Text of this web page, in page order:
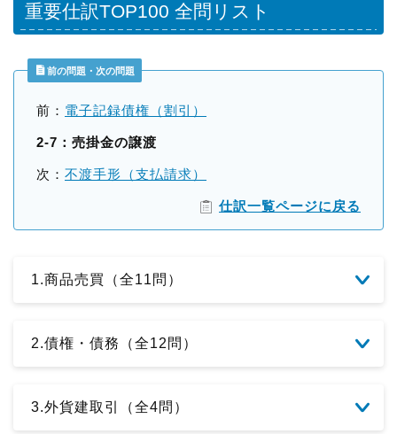
重要仕訳TOP100 全問リスト
前の問題・次の問題
前： 電子記録債権（割引）
2-7：売掛金の譲渡
次： 不渡手形（支払請求）
仕訳一覧ページに戻る
1.商品売買（全11問）
2.債権・債務（全12問）
3.外貨建取引（全4問）